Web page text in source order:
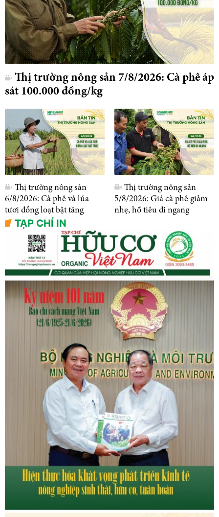
Thị trường nông sản 7/8/2026: Cà phê áp
sát 100.000 đồng/kg
Thị trường nông sản
6/8/2026: Cà phê và lúa
tươi đồng loạt bật tăng
Thị trường nông sản
5/8/2026: Giá cà phê giảm
nhẹ, hồ tiêu đi ngang
TẠP CHÍ IN